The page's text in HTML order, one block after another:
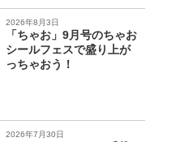
2026年8月3日
「ちゃお」9月号のちゃお
シールフェスで盛り上が
っちゃおう！
2026年7月30日